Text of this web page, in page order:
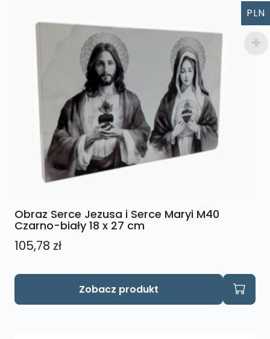
Obraz Serce Jezusa i Serce Maryi M40
Czarno-biały 18 x 27 cm
105,78 zł
Zobacz produkt
PLN